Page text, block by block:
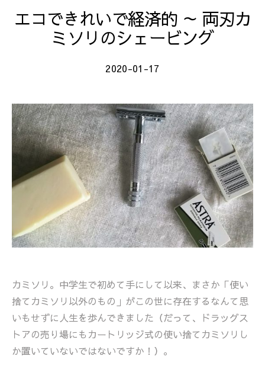
エコできれいで経済的 ～ 両刃カ
ミソリのシェービング
2020-01-17
カミソリ。中学生で初めて手にして以来、まさか「使い
捨てカミソリ以外のもの」がこの世に存在するなんて思
いもせずに人生を歩んできました（だって、ドラッグス
トアの売り場にもカートリッジ式の使い捨てカミソリし
か置いていないではないですか！）。